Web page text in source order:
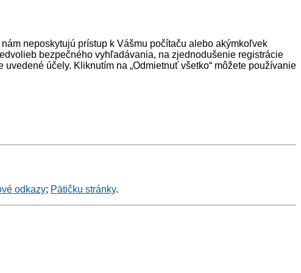
neposkytujú prístup k Vášmu počítaču alebo akýmkoľvek
bezpečného vyhľadávania, na zjednodušenie registrácie
účely. Kliknutím na „Odmietnuť všetko“ môžete používanie
odkazy; Pätičku stránky.